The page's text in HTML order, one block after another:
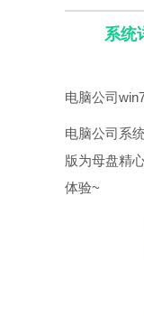
系统
电脑公司
电脑公司系
版为母盘精
体验~